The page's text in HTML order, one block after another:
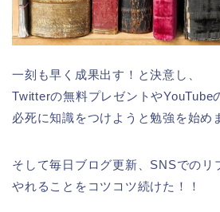
一刻も早く成果出す！と決意し、
Twitterの無料プレゼントやYouTube
必死に知識をつけようと勉強を始め
そして毎日ブログ更新、SNSでのリ
やれることをコツコツ続けた！！